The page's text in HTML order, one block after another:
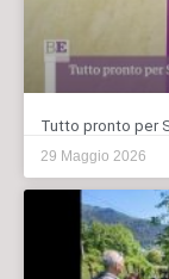
Tutto pronto per
29 Maggio 2026